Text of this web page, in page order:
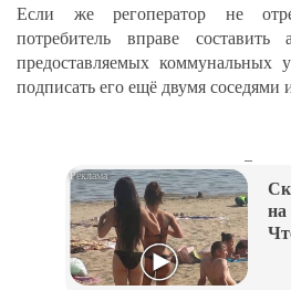
Если же регоператор не
потребитель вправе составить
предоставляемых коммунальных
подписать его ещё двумя